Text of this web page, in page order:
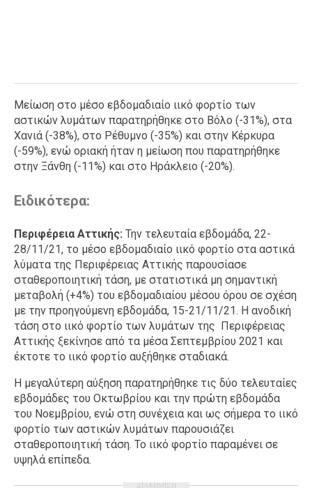
Μείωση στο μέσο εβδομαδιαίο ιικό φορτίο των
αστικών λυμάτων παρατηρήθηκε στο Βόλο (-31%), στα
Χανιά (-38%), στο Ρέθυμνο (-35%) και στην Κέρκυρα
(-59%), ενώ οριακή ήταν η μείωση που παρατηρήθηκε
στην Ξάνθη (-11%) και στο Ηράκλειο (-20%).
Ειδικότερα:
Περιφέρεια Αττικής: Την τελευταία εβδομάδα, 22-
28/11/21, το μέσο εβδομαδιαίο ιικό φορτίο στα αστικά
λύματα της Περιφέρειας Αττικής παρουσίασε
σταθεροποιητική τάση, με στατιστικά μη σημαντική
μεταβολή (+4%) του εβδομαδιαίου μέσου όρου σε σχέση
με την προηγούμενη εβδομάδα, 15-21/11/21. Η ανοδική
τάση στο ιικό φορτίο των λυμάτων της Περιφέρειας
Αττικής ξεκίνησε από τα μέσα Σεπτεμβρίου 2021 και
έκτοτε το ιικό φορτίο αυξήθηκε σταδιακά.
Η μεγαλύτερη αύξηση παρατηρήθηκε τις δύο τελευταίες
εβδομάδες του Οκτωβρίου και την πρώτη εβδομάδα
του Νοεμβρίου, ενώ στη συνέχεια και ως σήμερα το ιικό
φορτίο των αστικών λυμάτων παρουσιάζει
σταθεροποιητική τάση. Το ιικό φορτίο παραμένει σε
υψηλά επίπεδα.
ΔΙΑΦΗΜΙΣΗ